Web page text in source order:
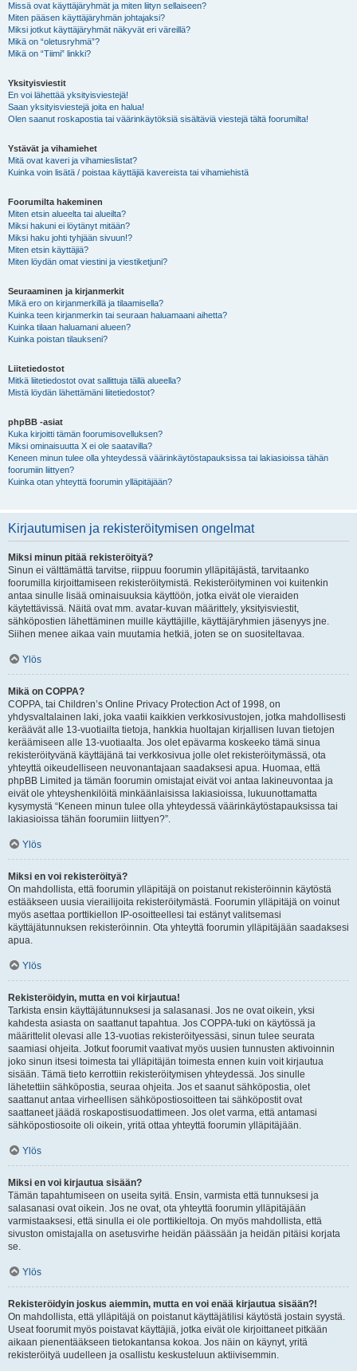
Missä ovat käyttäjäryhmät ja miten liityn sellaiseen?
Miten pääsen käyttäjäryhmän johtajaksi?
Miksi jotkut käyttäjäryhmät näkyvät eri väreillä?
Mikä on “oletusryhmä”?
Mikä on “Tiimi” linkki?
Yksityisviestit
En voi lähettää yksityisviestejä!
Saan yksityisviestejä joita en halua!
Olen saanut roskapostia tai väärinkäytöksiä sisältäviä viestejä tältä foorumilta!
Ystävät ja vihamiehet
Mitä ovat kaveri ja vihamieslistat?
Kuinka voin lisätä / poistaa käyttäjiä kavereista tai vihamiehistä
Foorumilta hakeminen
Miten etsin alueelta tai alueilta?
Miksi hakuni ei löytänyt mitään?
Miksi haku johti tyhjään sivuun!?
Miten etsin käyttäjiä?
Miten löydän omat viestini ja viestiketjuni?
Seuraaminen ja kirjanmerkit
Mikä ero on kirjanmerkillä ja tilaamisella?
Kuinka teen kirjanmerkin tai seuraan haluamaani aihetta?
Kuinka tilaan haluamani alueen?
Kuinka poistan tilaukseni?
Liitetiedostot
Mitkä liitetiedostot ovat sallittuja tällä alueella?
Mistä löydän lähettämäni liitetiedostot?
phpBB -asiat
Kuka kirjoitti tämän foorumisovelluksen?
Miksi ominaisuutta X ei ole saatavilla?
Keneen minun tulee olla yhteydessä väärinkäytöstapauksissa tai lakiasioissa tähän
foorumiin liittyen?
Kuinka otan yhteyttä foorumin ylläpitäjään?
Kirjautumisen ja rekisteröitymisen ongelmat
Miksi minun pitää rekisteröityä?
Sinun ei välttämättä tarvitse, riippuu foorumin ylläpitäjästä, tarvitaanko
foorumilla kirjoittamiseen rekisteröitymistä. Rekisteröityminen voi kuitenkin
antaa sinulle lisää ominaisuuksia käyttöön, jotka eivät ole vieraiden
käytettävissä. Näitä ovat mm. avatar-kuvan määrittely, yksityisviestit,
sähköpostien lähettäminen muille käyttäjille, käyttäjäryhmien jäsenyys jne.
Siihen menee aikaa vain muutamia hetkiä, joten se on suositeltavaa.
Ylös
Mikä on COPPA?
COPPA, tai Children’s Online Privacy Protection Act of 1998, on
yhdysvaltalainen laki, joka vaatii kaikkien verkkosivustojen, jotka mahdollisesti
keräävät alle 13-vuotiailta tietoja, hankkia huoltajan kirjallisen luvan tietojen
keräämiseen alle 13-vuotiaalta. Jos olet epävarma koskeeko tämä sinua
rekisteröityvänä käyttäjänä tai verkkosivua jolle olet rekisteröitymässä, ota
yhteyttä oikeudelliseen neuvonantajaan saadaksesi apua. Huomaa, että
phpBB Limited ja tämän foorumin omistajat eivät voi antaa lakineuvontaa ja
eivät ole yhteyshenkilöitä minkäänlaisissa lakiasioissa, lukuunottamatta
kysymystä “Keneen minun tulee olla yhteydessä väärinkäytöstapauksissa tai
lakiasioissa tähän foorumiin liittyen?”.
Ylös
Miksi en voi rekisteröityä?
On mahdollista, että foorumin ylläpitäjä on poistanut rekisteröinnin käytöstä
estääkseen uusia vierailijoita rekisteröitymästä. Foorumin ylläpitäjä on voinut
myös asettaa porttikiellon IP-osoitteellesi tai estänyt valitsemasi
käyttäjätunnuksen rekisteröinnin. Ota yhteyttä foorumin ylläpitäjään saadaksesi
apua.
Ylös
Rekisteröidyin, mutta en voi kirjautua!
Tarkista ensin käyttäjätunnuksesi ja salasanasi. Jos ne ovat oikein, yksi
kahdesta asiasta on saattanut tapahtua. Jos COPPA-tuki on käytössä ja
määrittelit olevasi alle 13-vuotias rekisteröityessäsi, sinun tulee seurata
saamiasi ohjeita. Jotkut foorumit vaativat myös uusien tunnusten aktivoinnin
joko sinun itsesi toimesta tai ylläpitäjän toimesta ennen kuin voit kirjautua
sisään. Tämä tieto kerrottiin rekisteröitymisen yhteydessä. Jos sinulle
lähetettiin sähköpostia, seuraa ohjeita. Jos et saanut sähköpostia, olet
saattanut antaa virheellisen sähköpostiosoitteen tai sähköpostit ovat
saattaneet jäädä roskapostisuodattimeen. Jos olet varma, että antamasi
sähköpostiosoite oli oikein, yritä ottaa yhteyttä foorumin ylläpitäjään.
Ylös
Miksi en voi kirjautua sisään?
Tämän tapahtumiseen on useita syitä. Ensin, varmista että tunnuksesi ja
salasanasi ovat oikein. Jos ne ovat, ota yhteyttä foorumin ylläpitäjään
varmistaaksesi, että sinulla ei ole porttikieltoja. On myös mahdollista, että
sivuston omistajalla on asetusvirhe heidän päässään ja heidän pitäisi korjata
se.
Ylös
Rekisteröidyin joskus aiemmin, mutta en voi enää kirjautua sisään?!
On mahdollista, että ylläpitäjä on poistanut käyttäjätilisi käytöstä jostain syystä.
Useat foorumit myös poistavat käyttäjiä, jotka eivät ole kirjoittaneet pitkään
aikaan pienentääkseen tietokantansa kokoa. Jos näin on käynyt, yritä
rekisteröityä uudelleen ja osallistu keskusteluun aktiivisemmin.